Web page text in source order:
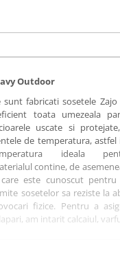
Outdoor
fabricati sosetele
toata umezeala
uscate si
de temperatura,
ideala
contine, de
este cunoscut
sosetelor sa reziste la
fizice. Pentru a
am intarit calcaiul,